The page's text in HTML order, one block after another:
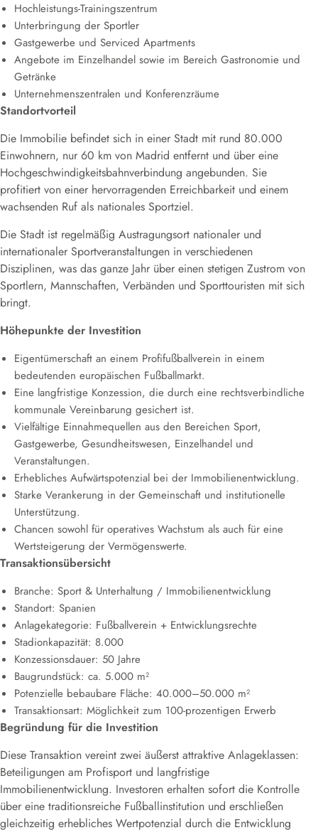
Hochleistungs-Trainingszentrum
Unterbringung der Sportler
Gastgewerbe und Serviced Apartments
Angebote im Einzelhandel sowie im Bereich Gastronomie und
Getränke
Unternehmenszentralen und Konferenzräume
Standortvorteil
Die Immobilie befindet sich in einer Stadt mit rund 80.000
Einwohnern, nur 60 km von Madrid entfernt und über eine
Hochgeschwindigkeitsbahnverbindung angebunden. Sie
profitiert von einer hervorragenden Erreichbarkeit und einem
wachsenden Ruf als nationales Sportziel.
Die Stadt ist regelmäßig Austragungsort nationaler und
internationaler Sportveranstaltungen in verschiedenen
Disziplinen, was das ganze Jahr über einen stetigen Zustrom von
Sportlern, Mannschaften, Verbänden und Sporttouristen mit sich
bringt.
Höhepunkte der Investition
Eigentümerschaft an einem Profifußballverein in einem
bedeutenden europäischen Fußballmarkt.
Eine langfristige Konzession, die durch eine rechtsverbindliche
kommunale Vereinbarung gesichert ist.
Vielfältige Einnahmequellen aus den Bereichen Sport,
Gastgewerbe, Gesundheitswesen, Einzelhandel und
Veranstaltungen.
Erhebliches Aufwärtspotenzial bei der Immobilienentwicklung.
Starke Verankerung in der Gemeinschaft und institutionelle
Unterstützung.
Chancen sowohl für operatives Wachstum als auch für eine
Wertsteigerung der Vermögenswerte.
Transaktionsübersicht
Branche: Sport & Unterhaltung / Immobilienentwicklung
Standort: Spanien
Anlagekategorie: Fußballverein + Entwicklungsrechte
Stadionkapazität: 8.000
Konzessionsdauer: 50 Jahre
Baugrundstück: ca. 5.000 m²
Potenzielle bebaubare Fläche: 40.000–50.000 m²
Transaktionsart: Möglichkeit zum 100-prozentigen Erwerb
Begründung für die Investition
Diese Transaktion vereint zwei äußerst attraktive Anlageklassen:
Beteiligungen am Profisport und langfristige
Immobilienentwicklung. Investoren erhalten sofort die Kontrolle
über eine traditionsreiche Fußballinstitution und erschließen
gleichzeitig erhebliches Wertpotenzial durch die Entwicklung